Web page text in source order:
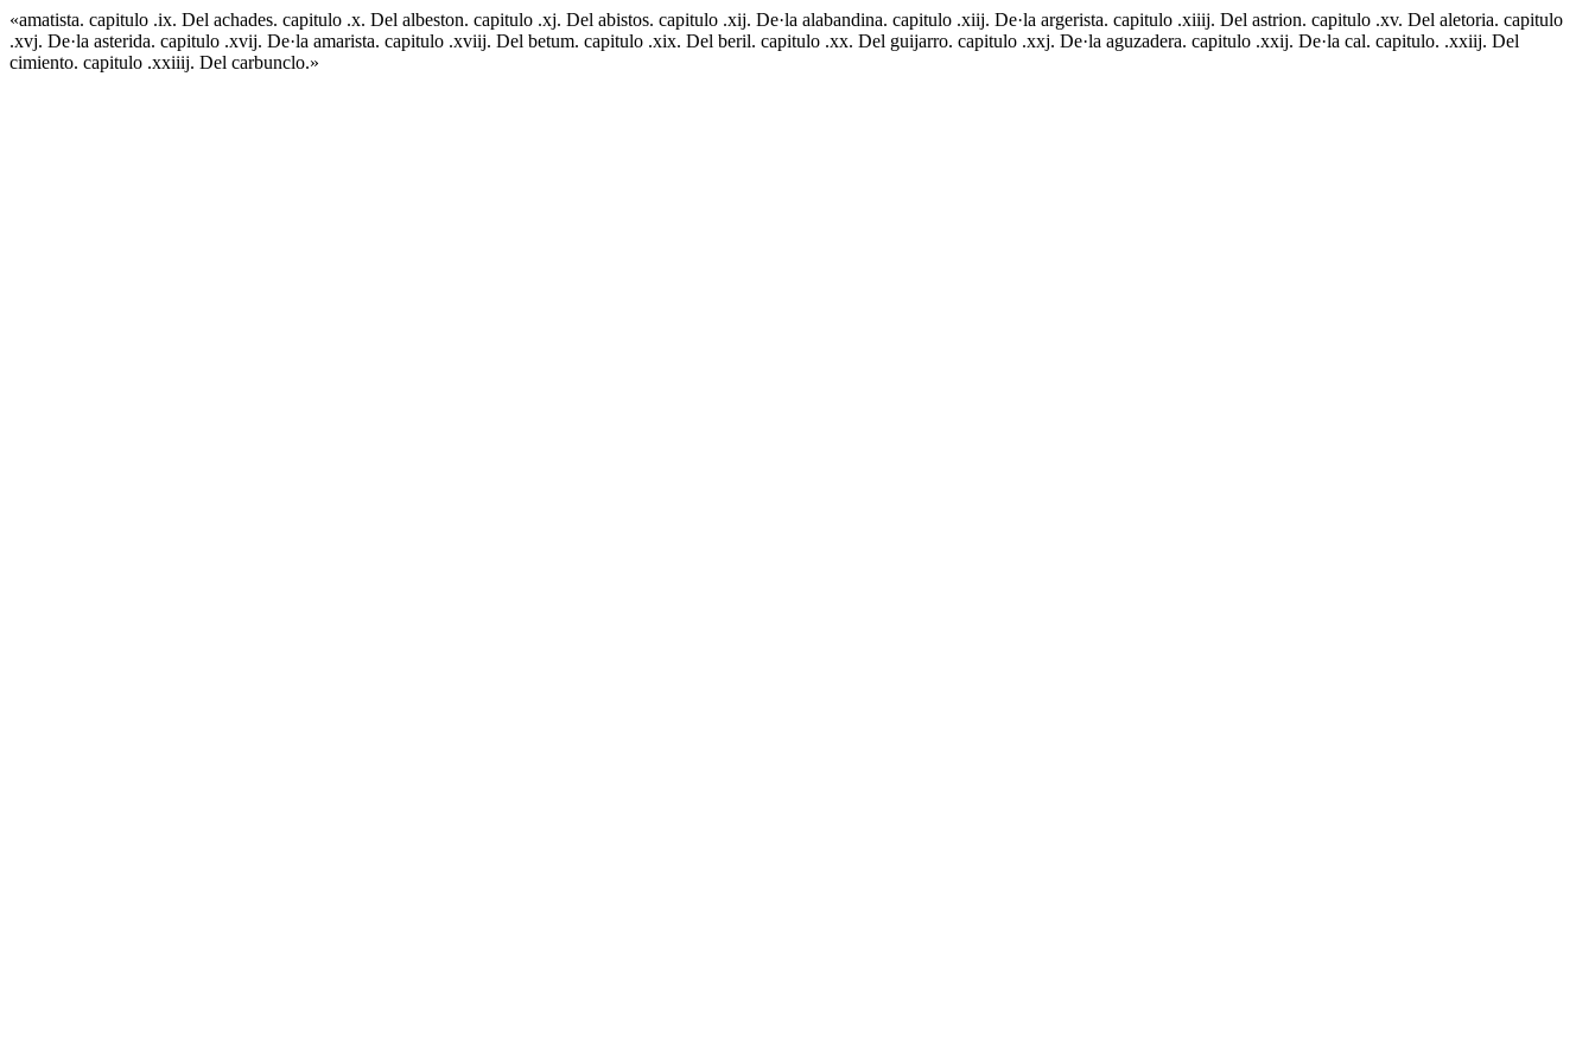
«amatista. capitulo .ix. Del achades. capitulo .x. Del albeston. capitulo .xj. Del abistos. capitulo .xij. De·la alabandina. capitulo .xiij. De·la argerista. capitulo .xiiij. Del astrion. capitulo .xv. Del aletoria. capitulo
.xvj. De·la asterida. capitulo .xvij. De·la amarista. capitulo .xviij. Del betum. capitulo .xix. Del beril. capitulo .xx. Del guijarro. capitulo .xxj. De·la aguzadera. capitulo .xxij. De·la cal. capitulo. .xxiij. Del
cimiento. capitulo .xxiiij. Del carbunclo.»